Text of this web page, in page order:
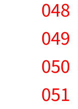
048
049
050
051